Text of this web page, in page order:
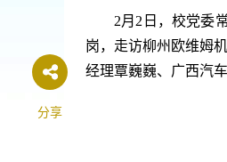
分享
2月2日，校党委
岗，走访柳州欧维姆
经理覃巍巍、广西汽